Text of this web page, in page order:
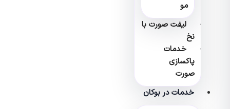
لیفت صورت با
خدمات
پاکسازی
صورت
خدمات در بوکان